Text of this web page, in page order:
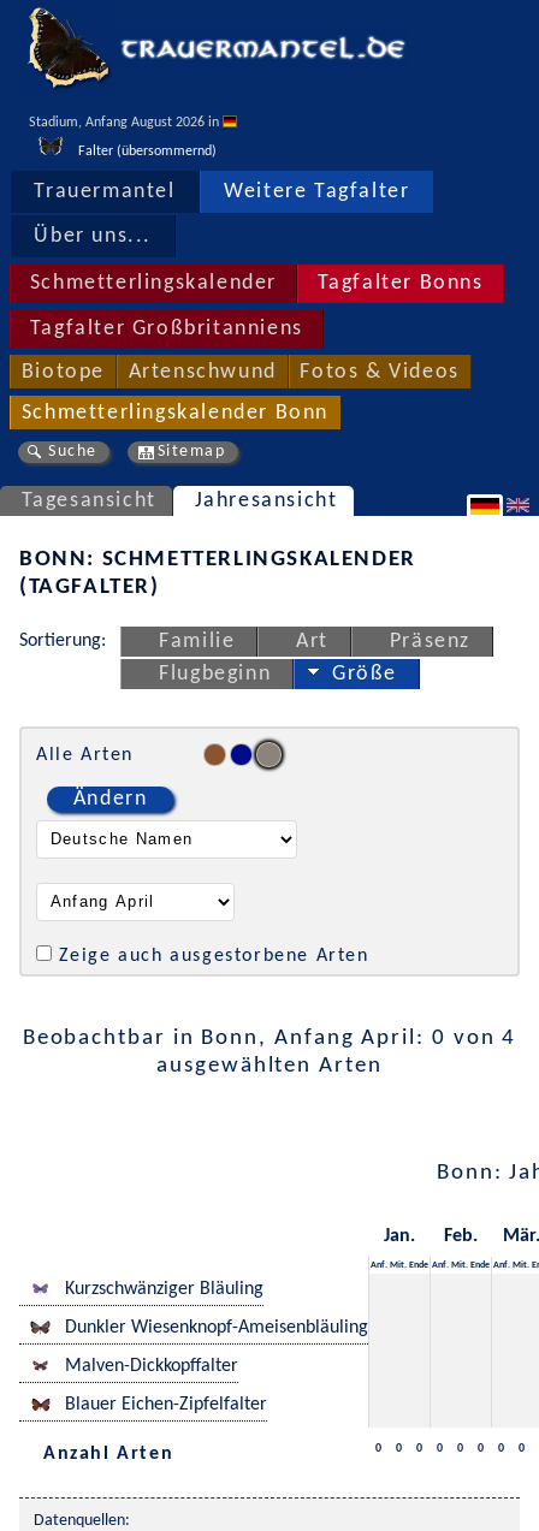
Stadium, Anfang August 2026 in
Falter (übersommernd)
Trauermantel Weitere Tagfalter
Über uns...
Schmetterlingskalender Tagfalter Bonns
Tagfalter Großbritanniens
Biotope Artenschwund Fotos & Videos
Schmetterlingskalender Bonn
Suche Sitemap
Tagesansicht Jahresansicht
BONN: SCHMETTERLINGSKALENDER
(TAGFALTER)
Sortierung: Familie Art
Präsenz
Flugbeginn
Größe
Alle Arten
Ändern
Zeige auch ausgestorbene Arten
Beobachtbar in Bonn, Anfang April: 0 von 4
ausgewählten Arten
Bonn:
Jan. Feb. Mär.
Anf. Mit. Ende Anf. Mit. Ende Anf. Mit.
Kurzschwänziger Bläuling
Dunkler Wiesenknopf-Ameisenbläuling
Malven-Dickkopffalter
Blauer Eichen-Zipfelfalter
Anzahl Arten 0 0 0 0 0 0 0 0
Datenquellen: